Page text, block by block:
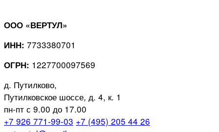
ООО «ВЕРТУЛ»
ИНН: 7733380701
ОГРН: 1227700097569
д. Путилково,
Путилковское шоссе, д. 4, к. 1
пн-пт с 9.00 до 17.00
+7 926 771-99-03 +7 (495) 205 44 26